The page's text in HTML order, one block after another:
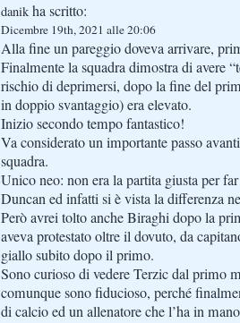
danik ha scritto:
Dicembre 19th, 2021 alle 20:06
Alla fine un pareggio doveva arrivare,
Finalmente la squadra dimostra di avere
rischio di deprimersi, dopo la fine del
in doppio svantaggio) era elevato.
Inizio secondo tempo fantastico!
Va considerato un importante passo
squadra.
Unico neo: non era la partita giusta per
Duncan ed infatti si è vista la differenza
Però avrei tolto anche Biraghi dopo la
aveva protestato oltre il dovuto, da
giallo subito dopo il primo.
Sono curioso di vedere Terzic dal primo
comunque sono fiducioso, perché
di calcio ed un allenatore che l’ha in